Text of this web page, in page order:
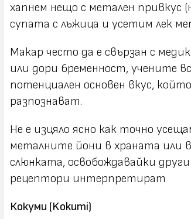
хапнем нещо с метален привкус
супата с лъжица и усетим лек
Макар често да е свързан с
или дори бременност, учените
потенциален основен вкус,
разпознават.
Не е изцяло ясно как точно
металните йони в храната или
слюнката, освобождавайки
рецептори интерпретират
Кокуми (Kokumi)